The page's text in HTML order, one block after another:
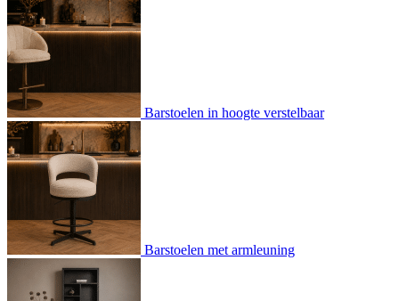
Barstoelen in hoogte verstelbaar
Barstoelen met armleuning